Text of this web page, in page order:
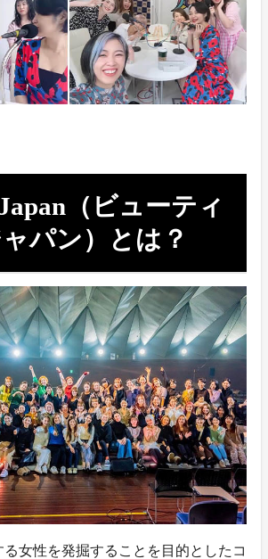
（ビューティ
パン）とは？
女性を発掘することを目的としたコ